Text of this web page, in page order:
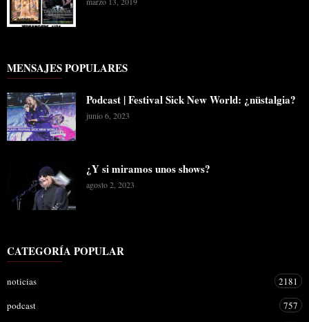
MENSAJES POPULARES
Podcast | Festival Sick New World: ¿nüstalgia?
junio 6, 2023
¿Y si miramos unos shows?
agosto 2, 2023
CATEGORÍA POPULAR
noticias
2181
podcast
757